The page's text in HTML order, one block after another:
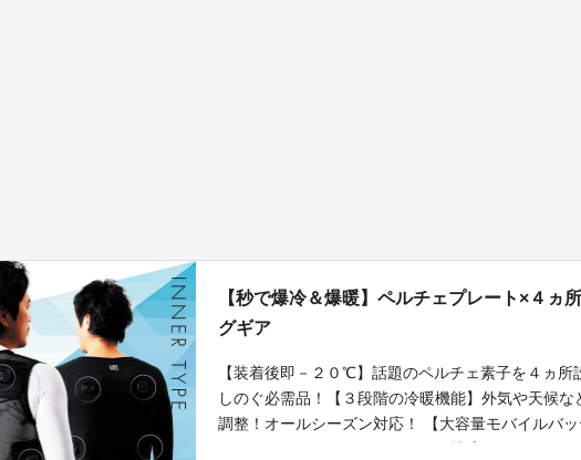
【秒で爆冷＆爆暖】ペルチェプレート×４ヵ
グギア
【装着後即－２０℃】話題のペルチェ素子を４ヵ
しのぐ必需品！【３段階の冷暖機能】外気や天候
調整！オールシーズン対応！ 【大容量モバイルバ